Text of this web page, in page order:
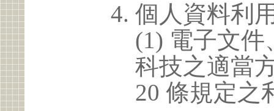
個人資料利
(1) 電子文
科技之適當
20 條規定之